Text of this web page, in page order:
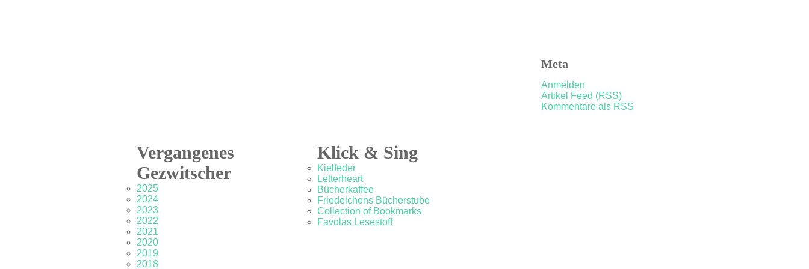
Meta
Anmelden
Artikel Feed (RSS)
Kommentare als RSS
Vergangenes
Gezwitscher
2025
2024
2023
2022
2021
2020
2019
2018
Klick & Sing
Kielfeder
Letterheart
Bücherkaffee
Friedelchens Bücherstube
Collection of Bookmarks
Favolas Lesestoff